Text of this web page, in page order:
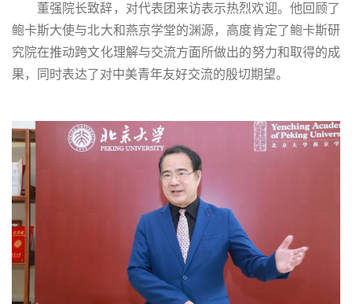
董强院长致辞，对代表团来访表示热烈欢迎。他回顾了
鲍卡斯大使与北大和燕京学堂的渊源，高度肯定了鲍卡斯研
究院在推动跨文化理解与交流方面所做出的努力和取得的成
果，同时表达了对中美青年友好交流的殷切期望。